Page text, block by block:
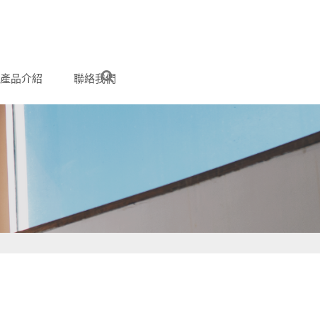
產品介紹 聯絡我們